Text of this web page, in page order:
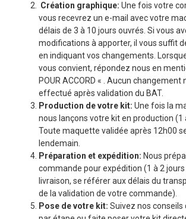
Création graphique: Une fois votre
vous recevrez un e-mail avec votre
délais de 3 à 10 jours ouvrés. Si vous
modifications à apporter, il vous suffit
en indiquant vos changements.
vous convient, répondez nous en
POUR ACCORD « . Aucun changement
effectué après validation du BAT.
Production de votre kit: Une fois la
nous lançons votre kit en production (1
Toute maquette validée après 12h00
lendemain.
Préparation et expédition: Nous
commande pour expédition (1 à 2
livraison, se référer aux délais du
de la validation de votre commande).
Pose de votre kit: Suivez nos conseils